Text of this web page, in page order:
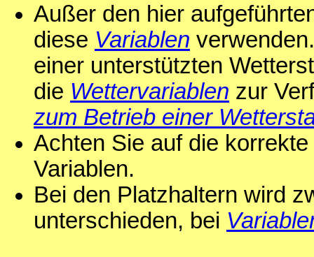
Außer den hier
diese Variablen
einer unterstützten
die Wettervariablen zur
zum Betrieb einer
Achten Sie auf die
Variablen.
Bei den Platzhaltern wird
unterschieden, bei